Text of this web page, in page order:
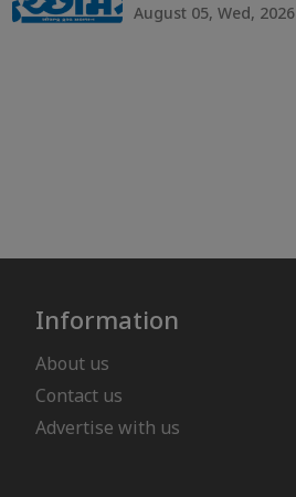
August 05, Wed, 2026
Information
About us
Contact us
Advertise with us